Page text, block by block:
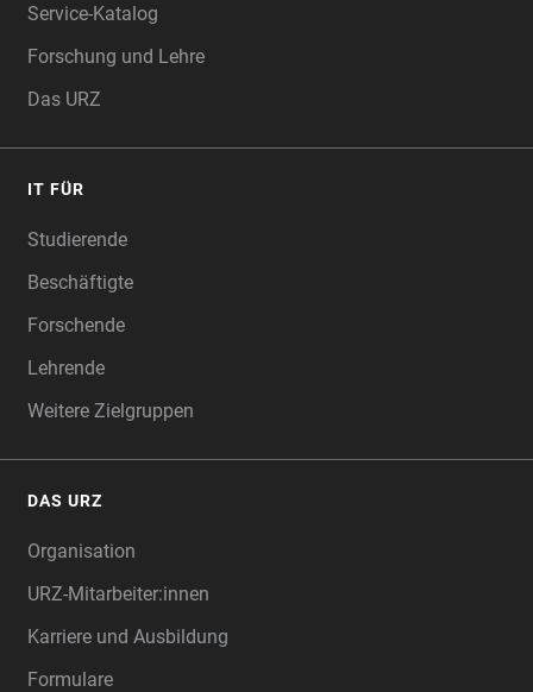
Service-Katalog
Forschung und Lehre
Das URZ
IT FÜR
Studierende
Beschäftigte
Forschende
Lehrende
Weitere Zielgruppen
DAS URZ
Organisation
URZ-Mitarbeiter:innen
Karriere und Ausbildung
Formulare